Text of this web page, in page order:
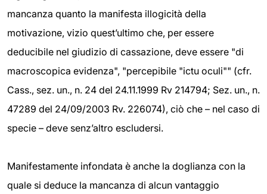
mancanza quanto la manifesta illogicità della
motivazione, vizio quest’ultimo che, per essere
deducibile nel giudizio di cassazione, deve essere "di
macroscopica evidenza", "percepibile "ictu oculi"" (cfr.
Cass., sez. un., n. 24 del 24.11.1999 Rv 214794; Sez. un., n.
47289 del 24/09/2003 Rv. 226074), ciò che – nel caso di
specie – deve senz’altro escludersi.
Manifestamente infondata è anche la doglianza con la
quale si deduce la mancanza di alcun vantaggio